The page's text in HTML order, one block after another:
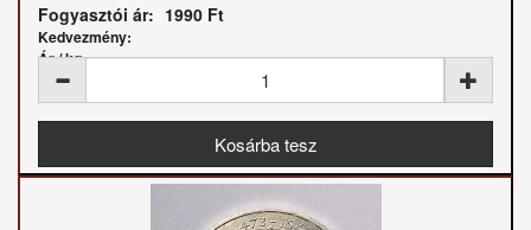
Fogyasztói ár: 1990 Ft
Kedvezmény:
Ár / kg: